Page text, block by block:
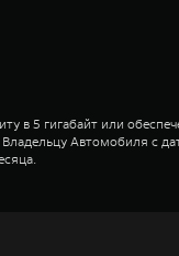
в 5 гигабайт или
Владельцу Автомобиля